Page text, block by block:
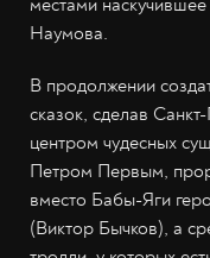
Наумова.
В продолжении
сказок, сделав
центром чудесных
Петром Первым,
вместо Бабы-Яги
(Виктор Бычков), а